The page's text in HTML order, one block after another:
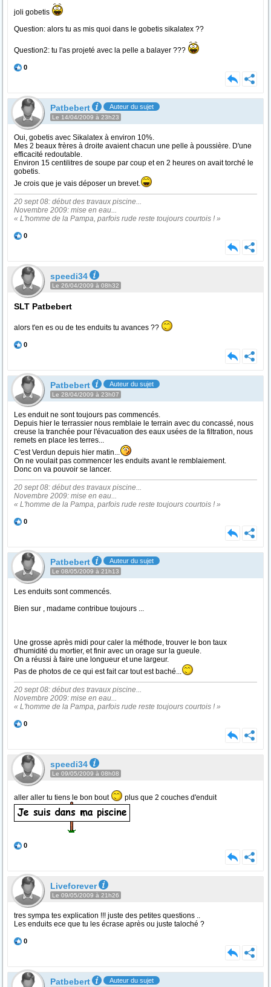
joli gobetis
Question: alors tu as mis quoi dans le gobetis sikalatex ??
Question2: tu l'as projeté avec la pelle a balayer ???
0
Patbebert Auteur du sujet
Le 14/04/2009 à 23h23
Oui, gobetis avec Sikalatex à environ 10%.
Mes 2 beaux frères à droite avaient chacun une pelle à poussière. D'une
efficacité redoutable.
Environ 15 centilitres de soupe par coup et en 2 heures on avait torché le
gobetis.
Je crois que je vais déposer un brevet.
20 sept 08: début des travaux piscine...
Novembre 2009: mise en eau...
« L'homme de la Pampa, parfois rude reste toujours courtois ! »
0
speedi34
Le 26/04/2009 à 08h32
SLT Patbebert
alors t'en es ou de tes enduits tu avances ??
0
Patbebert Auteur du sujet
Le 28/04/2009 à 23h07
Les enduit ne sont toujours pas commencés.
Depuis hier le terrassier nous remblaie le terrain avec du concassé, nous
creuse la tranchée pour l'évacuation des eaux usées de la filtration, nous
remets en place les terres...
C'est Verdun depuis hier matin...
On ne voulait pas commencer les enduits avant le remblaiement.
Donc on va pouvoir se lancer.
20 sept 08: début des travaux piscine...
Novembre 2009: mise en eau...
« L'homme de la Pampa, parfois rude reste toujours courtois ! »
0
Patbebert Auteur du sujet
Le 08/05/2009 à 21h13
Les enduits sont commencés.
Bien sur , madame contribue toujours ...
Une grosse après midi pour caler la méthode, trouver le bon taux
d'humidité du mortier, et finir avec un orage sur la gueule.
On a réussi à faire une longueur et une largeur.
Pas de photos de ce qui est fait car tout est baché...
20 sept 08: début des travaux piscine...
Novembre 2009: mise en eau...
« L'homme de la Pampa, parfois rude reste toujours courtois ! »
0
speedi34
Le 09/05/2009 à 08h08
aller aller tu tiens le bon bout plus que 2 couches d'enduit
0
Liveforever
Le 09/05/2009 à 21h26
tres sympa tes explication !!! juste des petites questions ..
Les enduits ece que tu les écrase après ou juste taloché ?
0
Patbebert Auteur du sujet